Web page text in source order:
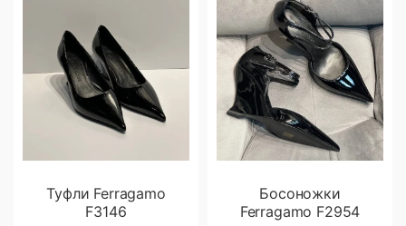
Туфли Ferragamo
F3146
Босоножки
Ferragamo F2954